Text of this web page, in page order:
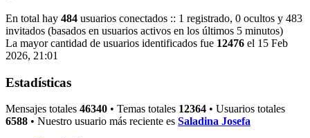
En total hay 484 usuarios conectados :: 1 registrado, 0 ocultos y 483
invitados (basados en usuarios activos en los últimos 5 minutos)
La mayor cantidad de usuarios identificados fue 12476 el 15 Feb
2026, 21:01
Estadísticas
Mensajes totales 46340 • Temas totales 12364 • Usuarios totales
6588 • Nuestro usuario más reciente es Saladina Josefa